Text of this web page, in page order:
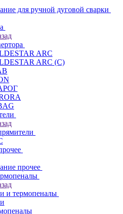
для ручной дуговой сварки
ARC
ARC (С)
прочее
и термопеналы